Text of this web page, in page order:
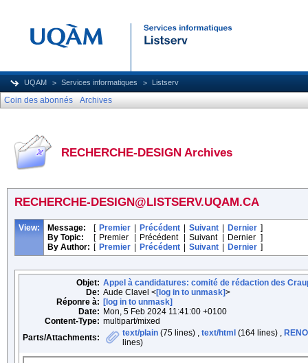
UQAM Services informatiques Listserv
Coin des abonnés Archives
RECHERCHE-DESIGN Archives
RECHERCHE-DESIGN@LISTSERV.UQAM.CA
View: Message: [ Premier Précédent Suivant Dernier ]
By Topic:
[ Premier Précédent Suivant Dernier ]
By Author: [ Premier Précédent Suivant Dernier ]
Objet: Appel à candidatures: comité de rédaction des
De: Aude Clavel <[log in to unmask]>
Réponre à: [log in to unmask]
Date: Mon, 5 Feb 2024 11:41:00 +0100
Content-Type: multipart/mixed
Parts/Attachments:
text/plain (75 lines) , text/html (164 lines) ,
lines)